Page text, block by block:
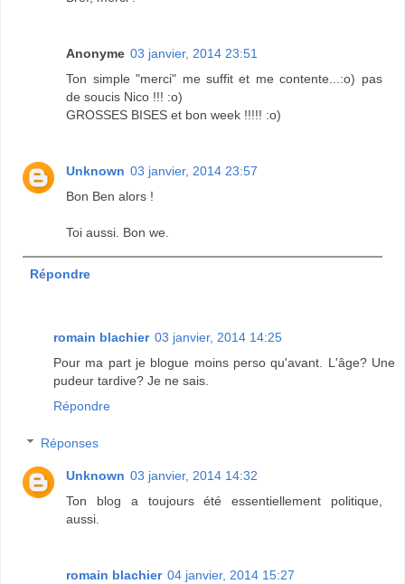
Anonyme 03 janvier, 2014 23:51
Ton simple "merci" me suffit et me contente...:o) pas
de soucis Nico !!! :o)
GROSSES BISES et bon week !!!!! :o)
Unknown 03 janvier, 2014 23:57
Bon Ben alors !
Toi aussi. Bon we.
Répondre
romain blachier 03 janvier, 2014 14:25
Pour ma part je blogue moins perso qu'avant. L'âge? Une
pudeur tardive? Je ne sais.
Répondre
Réponses
Unknown 03 janvier, 2014 14:32
Ton blog a toujours été essentiellement politique,
aussi.
romain blachier 04 janvier, 2014 15:27